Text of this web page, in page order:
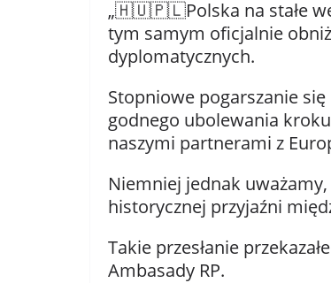
„🇭🇺🇵🇱Polska na stałe
tym samym oficjalnie
dyplomatycznych.
Stopniowe pogarszanie
godnego ubolewania
naszymi partnerami z
Niemniej jednak
historycznej przyjaźni
Takie przesłanie
Ambasady RP.